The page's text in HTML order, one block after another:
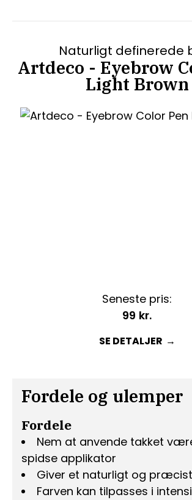
Naturligt definerede
Artdeco - Eyebrow
Light Brown
Fordele og ulemper
Fordele
Nem at anvende takket
spidse applikator
Giver et naturligt og
Farven kan tilpasses i
Seneste pris:
99 kr.
SE DETALJER